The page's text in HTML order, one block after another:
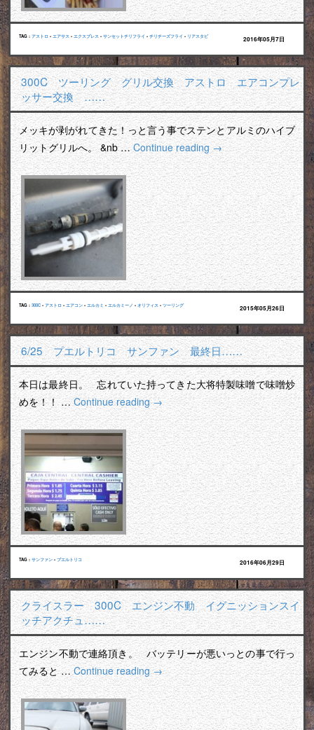
TAG : アストロ • エアサス • エクスプレス • サンセットチリフライ • チリチーズフライ • リアスタビ 2016年05月7日
300C ツーリング グリル交換 アストロ エアコンプレ
ッサー交換 ……
メッキが剥がれてきた！っと言う事でステンとアルミのハイブ
リットグリルへ。 &nb …Continue reading→
TAG : 300C • アストロ • エアコン • エルカミ • エルカミーノ • オリフィス • ツーリング 2015年05月26日
6/25 プエルトリコ サンファン 最終日……
本日は最終日。 忘れていた持ってきた大将特製味噌で味噌炒
めを！！ …Continue reading→
TAG : サンファン • プエルトリコ 2016年06月29日
クライスラー 300C エンジン不動 イグニッションスイ
ッチアクチュ……
エンジン不動で連絡頂き。 バッテリーが悪いっとの事で行っ
てみると …Continue reading→